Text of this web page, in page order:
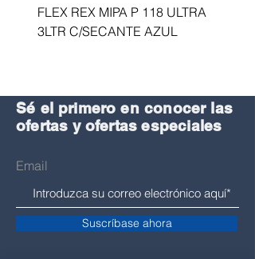
FLEX REX MIPA P 118 ULTRA
3LTR C/SECANTE AZUL
Sé el primero en conocer las
ofertas y ofertas especiales
Email
Suscríbase ahora